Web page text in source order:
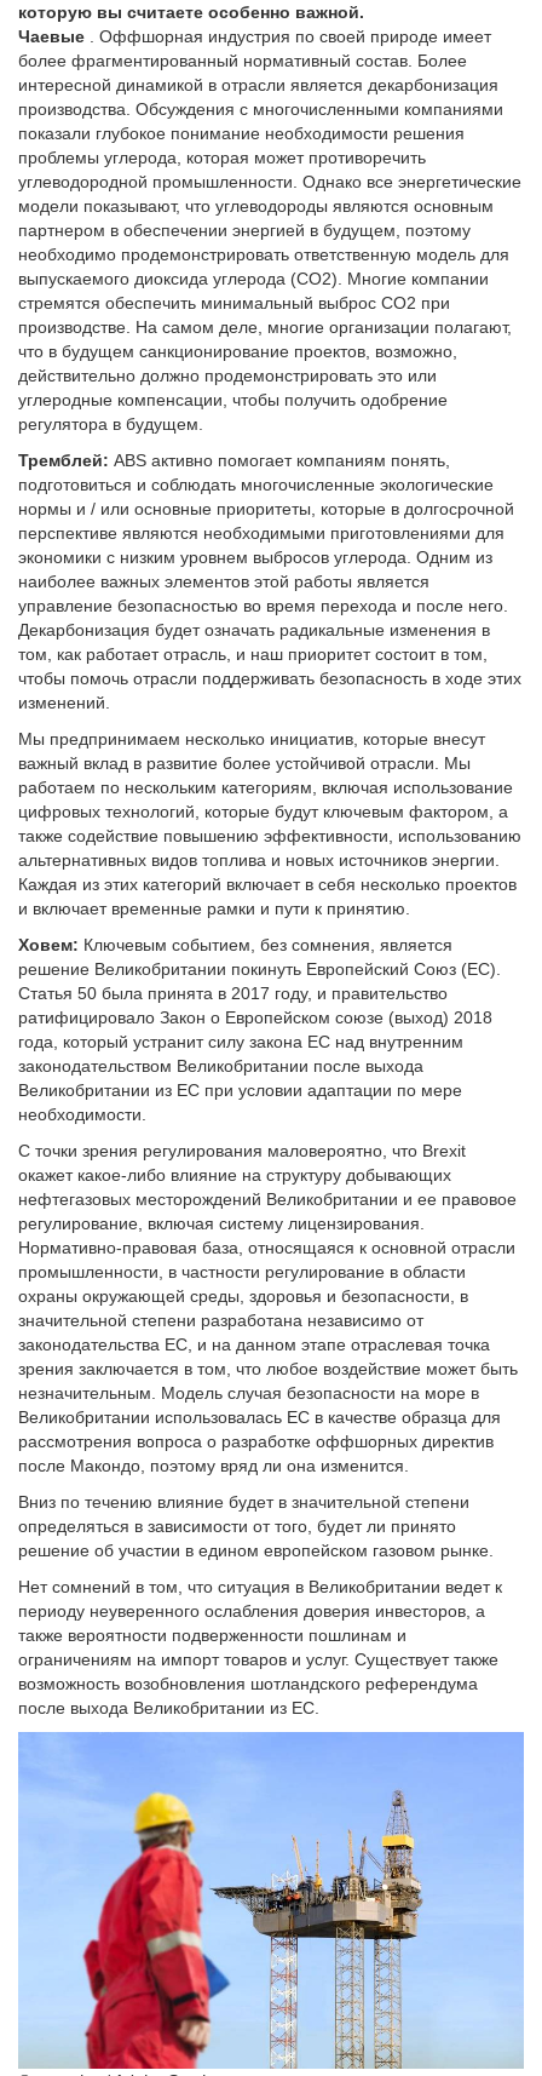
которую вы считаете особенно важной.
Чаевые . Оффшорная индустрия по своей природе имеет
более фрагментированный нормативный состав. Более
интересной динамикой в отрасли является декарбонизация
производства. Обсуждения с многочисленными компаниями
показали глубокое понимание необходимости решения
проблемы углерода, которая может противоречить
углеводородной промышленности. Однако все энергетические
модели показывают, что углеводороды являются основным
партнером в обеспечении энергией в будущем, поэтому
необходимо продемонстрировать ответственную модель для
выпускаемого диоксида углерода (CO2). Многие компании
стремятся обеспечить минимальный выброс CO2 при
производстве. На самом деле, многие организации полагают,
что в будущем санкционирование проектов, возможно,
действительно должно продемонстрировать это или
углеродные компенсации, чтобы получить одобрение
регулятора в будущем.
Тремблей: ABS активно помогает компаниям понять,
подготовиться и соблюдать многочисленные экологические
нормы и / или основные приоритеты, которые в долгосрочной
перспективе являются необходимыми приготовлениями для
экономики с низким уровнем выбросов углерода. Одним из
наиболее важных элементов этой работы является
управление безопасностью во время перехода и после него.
Декарбонизация будет означать радикальные изменения в
том, как работает отрасль, и наш приоритет состоит в том,
чтобы помочь отрасли поддерживать безопасность в ходе этих
изменений.
Мы предпринимаем несколько инициатив, которые внесут
важный вклад в развитие более устойчивой отрасли. Мы
работаем по нескольким категориям, включая использование
цифровых технологий, которые будут ключевым фактором, а
также содействие повышению эффективности, использованию
альтернативных видов топлива и новых источников энергии.
Каждая из этих категорий включает в себя несколько проектов
и включает временные рамки и пути к принятию.
Ховем: Ключевым событием, без сомнения, является
решение Великобритании покинуть Европейский Союз (ЕС).
Статья 50 была принята в 2017 году, и правительство
ратифицировало Закон о Европейском союзе (выход) 2018
года, который устранит силу закона ЕС над внутренним
законодательством Великобритании после выхода
Великобритании из ЕС при условии адаптации по мере
необходимости.
С точки зрения регулирования маловероятно, что Brexit
окажет какое-либо влияние на структуру добывающих
нефтегазовых месторождений Великобритании и ее правовое
регулирование, включая систему лицензирования.
Нормативно-правовая база, относящаяся к основной отрасли
промышленности, в частности регулирование в области
охраны окружающей среды, здоровья и безопасности, в
значительной степени разработана независимо от
законодательства ЕС, и на данном этапе отраслевая точка
зрения заключается в том, что любое воздействие может быть
незначительным. Модель случая безопасности на море в
Великобритании использовалась ЕС в качестве образца для
рассмотрения вопроса о разработке оффшорных директив
после Макондо, поэтому вряд ли она изменится.
Вниз по течению влияние будет в значительной степени
определяться в зависимости от того, будет ли принято
решение об участии в едином европейском газовом рынке.
Нет сомнений в том, что ситуация в Великобритании ведет к
периоду неуверенного ослабления доверия инвесторов, а
также вероятности подверженности пошлинам и
ограничениям на импорт товаров и услуг. Существует также
возможность возобновления шотландского референдума
после выхода Великобритании из ЕС.